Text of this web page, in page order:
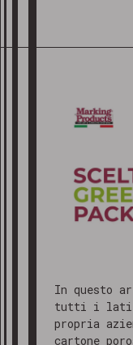
In questo
tutti i lati
propria
cartone